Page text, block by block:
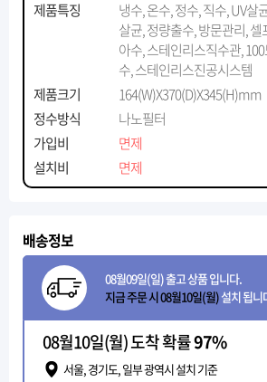
제품특징
냉수, 온수, 정수, 직수, UV살
살균, 정량출수, 방문관리, 셀
아수, 스테인리스직수관,
수, 스테인리스진공시스템
제품크기
164(W)X370(D)X345(H)mm
정수방식
나노필터
가입비
면제
설치비
면제
배송정보
08월09일(일) 출고 상품 입니다.
지금 주문 시 08월10일(월)설치 됩니
08월10일(월) 도착 확률97%
서울, 경기도, 일부 광역시 설치 기준